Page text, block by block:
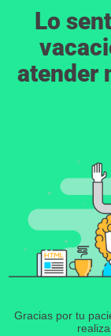
Lo
atender
Gracias por tu